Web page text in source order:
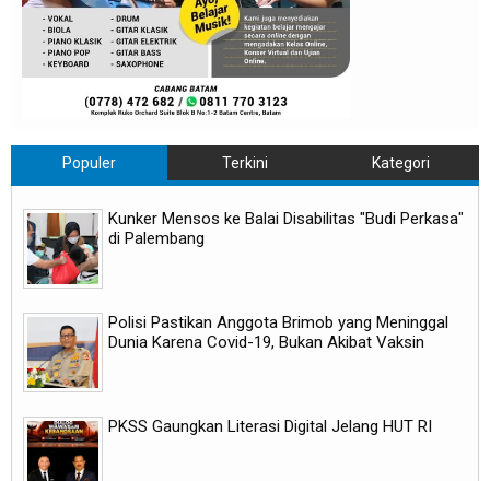
Populer Terkini Kategori
Kunker Mensos ke Balai Disabilitas "Budi Perkasa"
di Palembang
Polisi Pastikan Anggota Brimob yang Meninggal
Dunia Karena Covid-19, Bukan Akibat Vaksin
PKSS Gaungkan Literasi Digital Jelang HUT RI